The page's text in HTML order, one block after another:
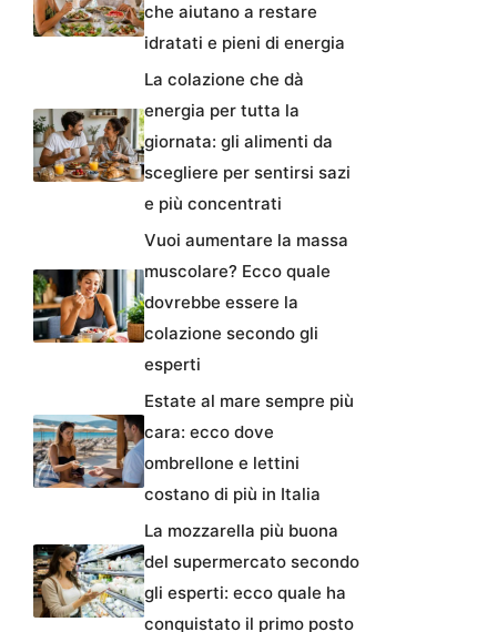
che aiutano a restare
idratati e pieni di energia
La colazione che dà
energia per tutta la
giornata: gli alimenti da
scegliere per sentirsi sazi
e più concentrati
Vuoi aumentare la massa
muscolare? Ecco quale
dovrebbe essere la
colazione secondo gli
esperti
Estate al mare sempre più
cara: ecco dove
ombrellone e lettini
costano di più in Italia
La mozzarella più buona
del supermercato secondo
gli esperti: ecco quale ha
conquistato il primo posto